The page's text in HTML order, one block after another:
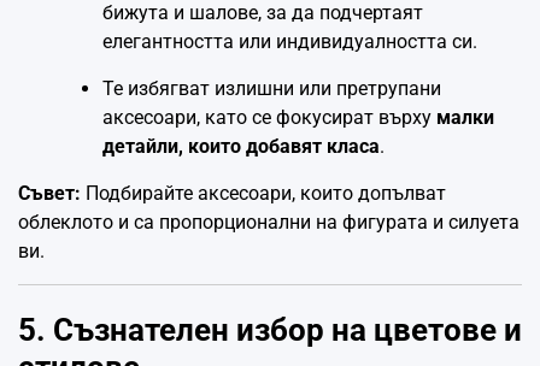
бижута и шалове, за да подчертаят
елегантността или индивидуалността си.
Те избягват излишни или претрупани
аксесоари, като се фокусират върху малки
детайли, които добавят класа.
Съвет: Подбирайте аксесоари, които допълват
облеклото и са пропорционални на фигурата и силуета
ви.
5. Съзнателен избор на цветове и